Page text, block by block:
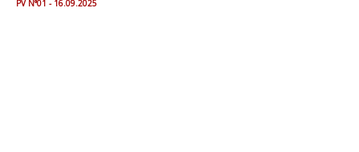
PV N°01 - 16.09.2025